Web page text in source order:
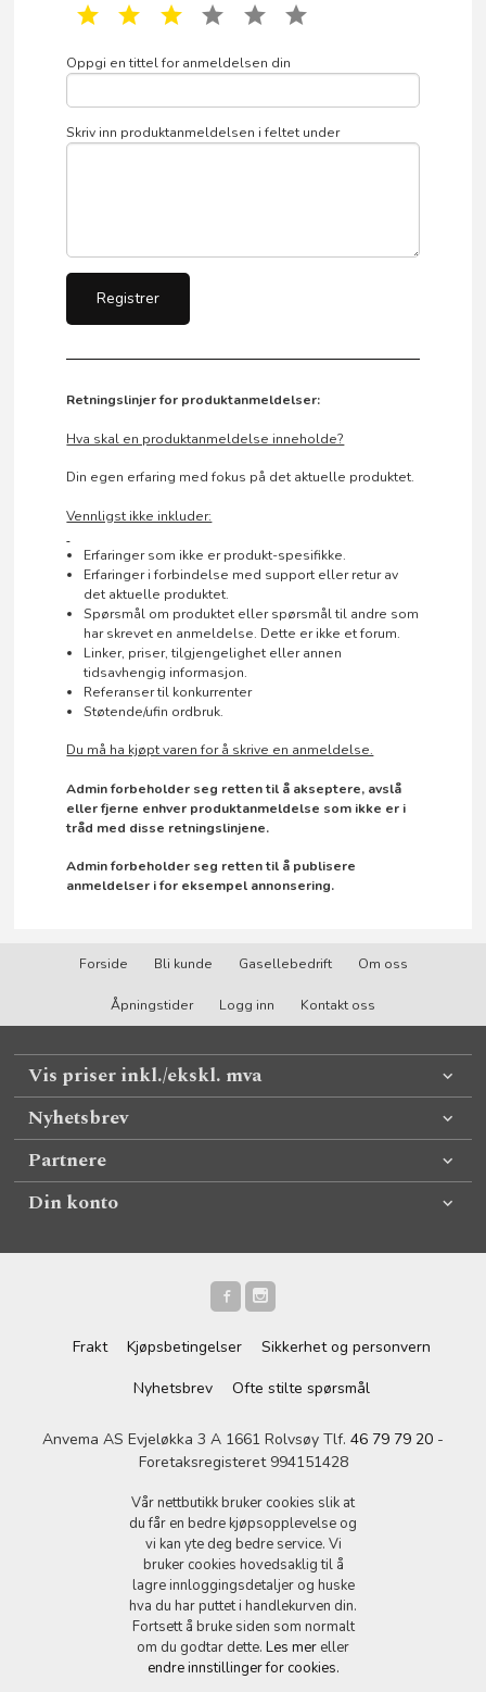
1 star 2 star 3 star 4 star 5 star
Oppgi en tittel for anmeldelsen din
Skriv inn produktanmeldelsen i feltet under
Retningslinjer for produktanmeldelser:
Hva skal en produktanmeldelse inneholde?
Din egen erfaring med fokus på det aktuelle produktet.
Vennligst ikke inkluder:
Erfaringer som ikke er produkt-spesifikke.
Erfaringer i forbindelse med support eller retur av
det aktuelle produktet.
Spørsmål om produktet eller spørsmål til andre som
har skrevet en anmeldelse. Dette er ikke et forum.
Linker, priser, tilgjengelighet eller annen
tidsavhengig informasjon.
Referanser til konkurrenter
Støtende/ufin ordbruk.
Du må ha kjøpt varen for å skrive en anmeldelse.
Admin forbeholder seg retten til å akseptere, avslå
eller fjerne enhver produktanmeldelse som ikke er i
tråd med disse retningslinjene.
Admin forbeholder seg retten til å publisere
anmeldelser i for eksempel annonsering.
Forside Bli kunde Gasellebedrift Om oss
Åpningstider Logg inn Kontakt oss
Vis priser inkl./ekskl. mva
Nyhetsbrev
Partnere
Din konto
Frakt Kjøpsbetingelser
Sikkerhet og personvern
Nyhetsbrev
Ofte stilte spørsmål
Anvema AS Evjeløkka 3 A 1661 Rolvsøy Tlf. 46 79 79 20 -
Foretaksregisteret 994151428
Vår nettbutikk bruker cookies slik at
du får en bedre kjøpsopplevelse og
vi kan yte deg bedre service. Vi
bruker cookies hovedsaklig til å
lagre innloggingsdetaljer og huske
hva du har puttet i handlekurven din.
Fortsett å bruke siden som normalt
om du godtar dette. Les mer eller
endre innstillinger for cookies.